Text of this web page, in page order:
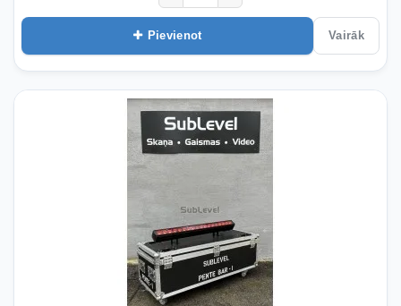
Pievienot Vairāk